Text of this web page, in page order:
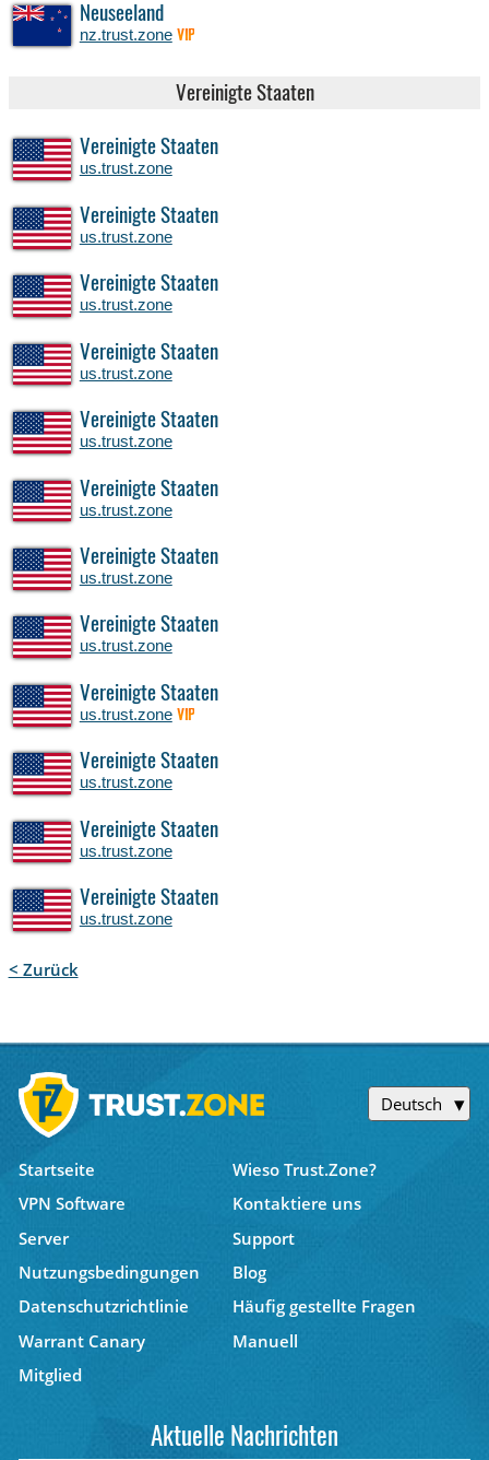
Neuseeland
nz.trust.zone VIP
Vereinigte Staaten
Vereinigte Staaten
us.trust.zone
Vereinigte Staaten
us.trust.zone
Vereinigte Staaten
us.trust.zone
Vereinigte Staaten
us.trust.zone
Vereinigte Staaten
us.trust.zone
Vereinigte Staaten
us.trust.zone
Vereinigte Staaten
us.trust.zone
Vereinigte Staaten
us.trust.zone
Vereinigte Staaten
us.trust.zone VIP
Vereinigte Staaten
us.trust.zone
Vereinigte Staaten
us.trust.zone
Vereinigte Staaten
us.trust.zone
< Zurück
Deutsch
Startseite
Wieso Trust.Zone?
VPN Software
Kontaktiere uns
Server
Support
Nutzungsbedingungen
Blog
Datenschutzrichtlinie
Häufig gestellte Fragen
Warrant Canary
Manuell
Mitglied
Aktuelle Nachrichten